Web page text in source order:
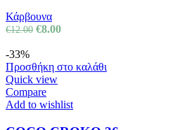
Κάρβουνα
€12.00 €8.00
-33%
Προσθήκη στο καλάθι
Quick view
Compare
Add to wishlist